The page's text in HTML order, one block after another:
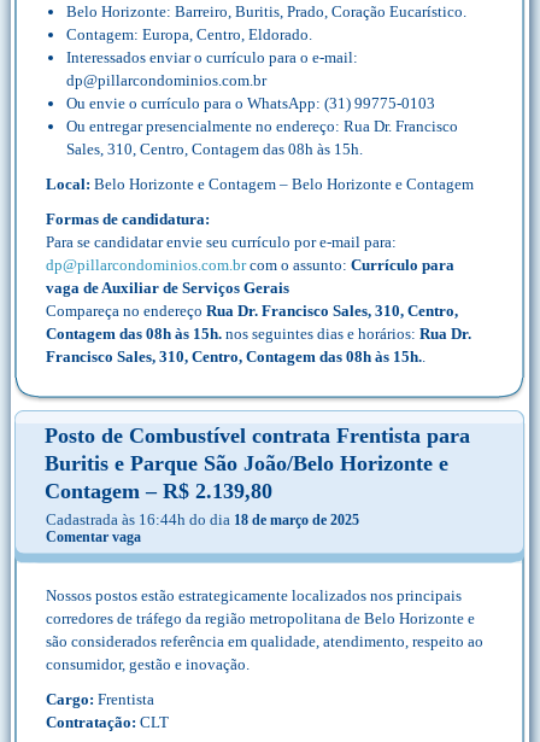
Belo Horizonte: Barreiro, Buritis, Prado, Coração Eucarístico.
Contagem: Europa, Centro, Eldorado.
Interessados enviar o currículo para o e-mail:
dp@pillarcondominios.com.br
Ou envie o currículo para o WhatsApp: (31) 99775-0103
Ou entregar presencialmente no endereço: Rua Dr. Francisco
Sales, 310, Centro, Contagem das 08h às 15h.
Local: Belo Horizonte e Contagem – Belo Horizonte e Contagem
Formas de candidatura:
Para se candidatar envie seu currículo por e-mail para:
dp@pillarcondominios.com.brcom o assunto: Currículo para
vaga de Auxiliar de Serviços Gerais
Compareça no endereço Rua Dr. Francisco Sales, 310, Centro,
Contagem das 08h às 15h. nos seguintes dias e horários: Rua Dr.
Francisco Sales, 310, Centro, Contagem das 08h às 15h..
Posto de Combustível contrata Frentista para
Buritis e Parque São João/Belo Horizonte e
Contagem – R$ 2.139,80
Cadastrada às 16:44h do dia 18 de março de 2025
Comentar vaga
Nossos postos estão estrategicamente localizados nos principais
corredores de tráfego da região metropolitana de Belo Horizonte e
são considerados referência em qualidade, atendimento, respeito ao
consumidor, gestão e inovação.
Cargo: Frentista
Contratação: CLT